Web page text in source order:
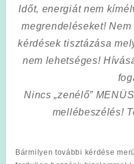
Időt, energiát nem
megrendeléseket!
kérdések tisztázása
nem lehetséges!
Nincs „zenélő”
mellébeszélés!
Bármilyen további kérdése